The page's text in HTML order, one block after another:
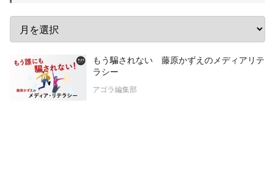
もう騙されない 藤原かずえのメディアリテ
ラシー
アゴラ編集部